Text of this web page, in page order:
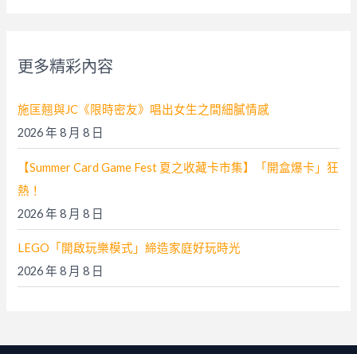
:
更多精彩內容
施匡翹與JC《限時密友》唱出女生之間細膩情感
2026 年 8 月 8 日
【Summer Card Game Fest 夏之收藏卡市集】「開盒爆卡」狂
熱！
2026 年 8 月 8 日
LEGO「開啟玩樂模式」締造家庭好玩時光
2026 年 8 月 8 日